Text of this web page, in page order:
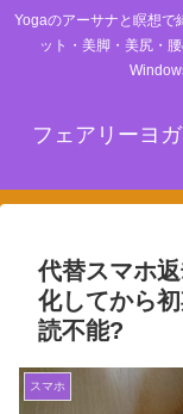
Yogaのアーサナと瞑想
ット・美脚・美尻・
フェアリーヨ
代替スマホ
化してから
読不能?
スマホ